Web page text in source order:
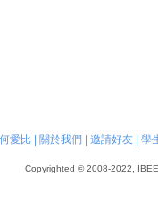
愛比| 關於我們 邀請好友| 學
Copyrighted © 2008-2022,